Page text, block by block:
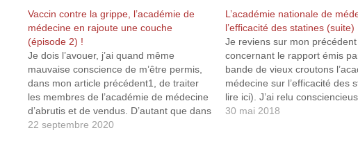
Vaccin contre la grippe, l’académie de
médecine en rajoute une couche
(épisode 2) !
Je dois l’avouer, j’ai quand même
mauvaise conscience de m’être permis,
dans mon article précédent1, de traiter
les membres de l’académie de médecine
d’abrutis et de vendus. D’autant que dans
un article plus ancien j’avais traité ceux-ci
22 septembre 2020
L’académie nationale de
l’efficacité des statines (suite)
Je reviens sur mon
concernant le rapport émis
bande de vieux croutons
médecine sur l’efficacité des
lire ici). J’ai relu
rapport original complet et je
30 mai 2018